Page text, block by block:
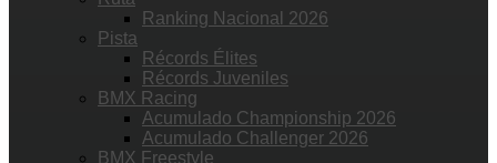
Ranking Nacional 2026
Pista
Récords Élites
Récords Juveniles
BMX Racing
Acumulado Championship 2026
Acumulado Challenger 2026
BMX Freestyle